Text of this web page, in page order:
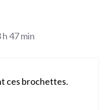
47 min
ces brochettes.